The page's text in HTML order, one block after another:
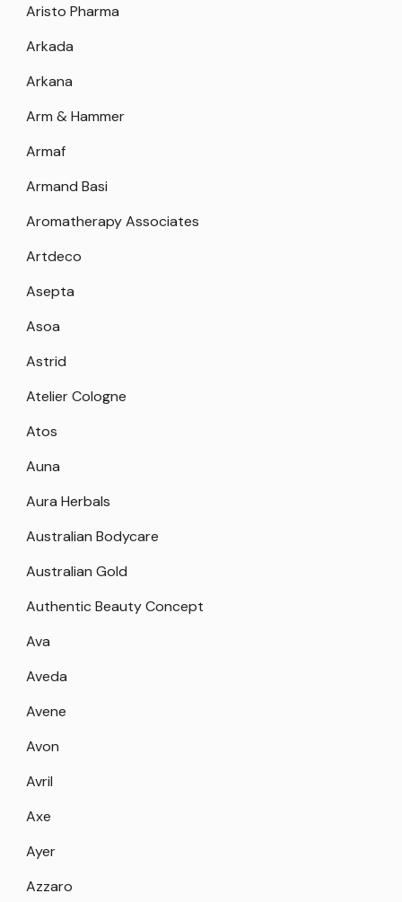
Aristo Pharma
Arkada
Arkana
Arm & Hammer
Armaf
Armand Basi
Aromatherapy Associates
Artdeco
Asepta
Asoa
Astrid
Atelier Cologne
Atos
Auna
Aura Herbals
Australian Bodycare
Australian Gold
Authentic Beauty Concept
Ava
Aveda
Avene
Avon
Avril
Axe
Ayer
Azzaro